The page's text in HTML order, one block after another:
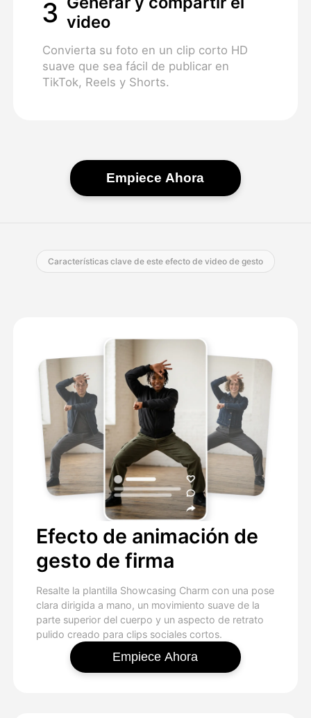
3 video
Convierta su foto en un clip corto HD
suave que sea fácil de publicar en
TikTok, Reels y Shorts.
Empiece Ahora
Características clave de este efecto de video de gesto
Efecto de animación de
gesto de firma
Resalte la plantilla Showcasing Charm con una pose
clara dirigida a mano, un movimiento suave de la
parte superior del cuerpo y un aspecto de retrato
pulido creado para clips sociales cortos.
Empiece Ahora